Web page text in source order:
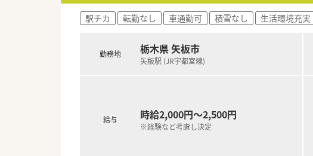
駅チカ 転勤なし 車通勤可 積雪なし 生活環境充実
勤務地 栃木県 矢板市
矢板駅 (JR宇都宮線)
給与 時給2,000円～2,500円
※経験など考慮し決定